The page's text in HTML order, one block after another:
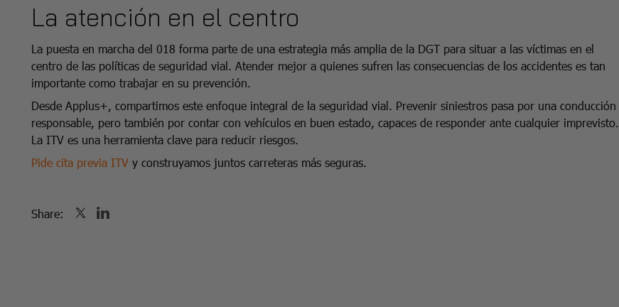
La atención en el centro
La puesta en marcha del 018 forma parte de una estrategia más amplia de la DGT para situar a las víctimas en el
centro de las políticas de seguridad vial. Atender mejor a quienes sufren las consecuencias de los accidentes es tan
importante como trabajar en su prevención.
Desde Applus+, compartimos este enfoque integral de la seguridad vial. Prevenir siniestros pasa por una conducción
responsable, pero también por contar con vehículos en buen estado, capaces de responder ante cualquier imprevisto.
La ITV es una herramienta clave para reducir riesgos.
Pide cita previa ITV y construyamos juntos carreteras más seguras.
Share: